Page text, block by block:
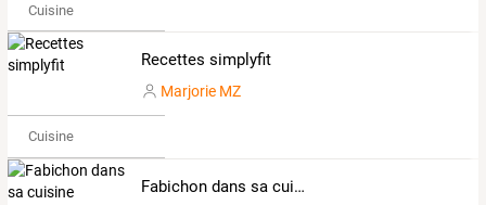
Cuisine
Recettes simplyfit
Marjorie MZ
Cuisine
Fabichon dans sa cuisine